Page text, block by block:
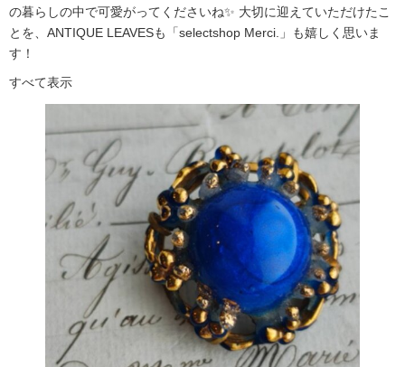
の暮らしの中で可愛がってくださいね✨ 大切に迎えていただけたこ
とを、ANTIQUE LEAVESも「selectshop Merci.」も嬉しく思いま
す！
すべて表示